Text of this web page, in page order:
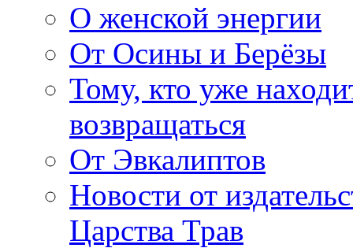
О женской энергии
От Осины и Берёзы
Тому, кто уже
возвращаться
От Эвкалиптов
Новости от
Царства Трав